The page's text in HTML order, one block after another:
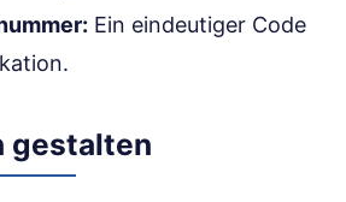
Ein eindeutiger Code
gestalten